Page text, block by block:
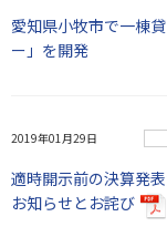
愛知県小牧市で一棟
ー」を開発
2019年01月29日
適時開示前の決算発
お知らせとお詫び